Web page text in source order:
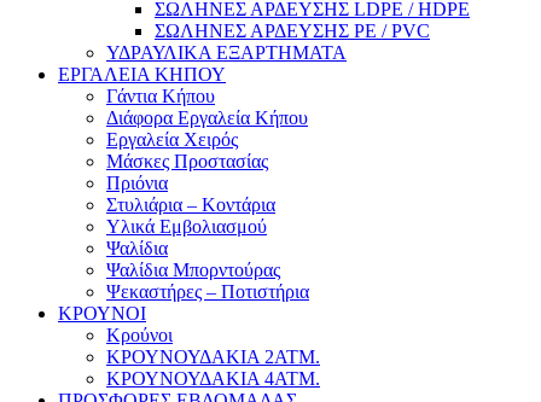
ΣΩΛΗΝΕΣ ΑΡΔΕΥΣΗΣ LDPE / HDPE
ΣΩΛΗΝΕΣ ΑΡΔΕΥΣΗΣ PE / PVC
ΥΔΡΑΥΛΙΚΑ ΕΞΑΡΤΗΜΑΤΑ
ΕΡΓΑΛΕΙΑ ΚΗΠΟΥ
Γάντια Κήπου
Διάφορα Εργαλεία Κήπου
Εργαλεία Χειρός
Μάσκες Προστασίας
Πριόνια
Στυλιάρια – Κοντάρια
Υλικά Εμβολιασμού
Ψαλίδια
Ψαλίδια Μπορντούρας
Ψεκαστήρες – Ποτιστήρια
ΚΡΟΥΝΟΙ
Κρούνοι
ΚΡΟΥΝΟΥΔΑΚΙΑ 2ΑΤΜ.
ΚΡΟΥΝΟΥΔΑΚΙΑ 4ΑΤΜ.